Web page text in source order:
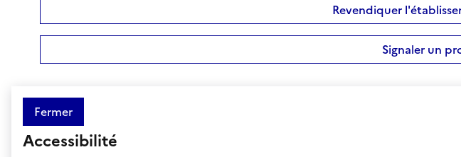
Revendiquer
Signaler un
Fermer
Accessibilité